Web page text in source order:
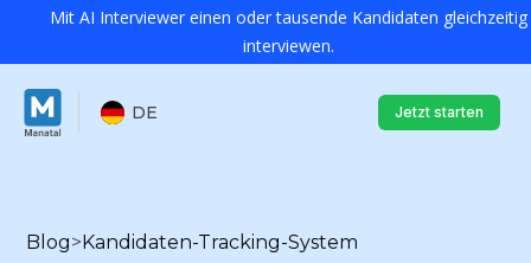
Mit AI Interviewer einen oder tausende Kandidaten gleichzeitig
interviewen.
DE Jetzt starten
Blog>Kandidaten-Tracking-System